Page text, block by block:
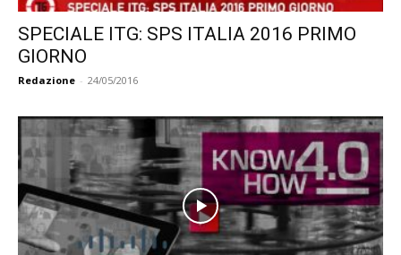
SPECIALE ITG: SPS ITALIA 2016 PRIMO
GIORNO
Redazione - 24/05/2016